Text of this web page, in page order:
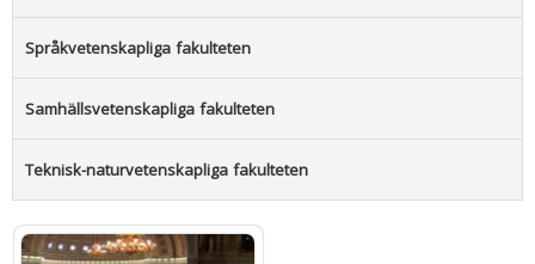
Språkvetenskapliga fakulteten
Samhällsvetenskapliga fakulteten
Teknisk-naturvetenskapliga fakulteten